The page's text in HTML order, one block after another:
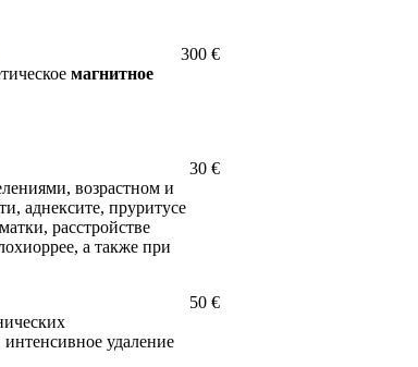
магнитное
300 €
возрастном и
аднексите, пруритусе
расстройстве
а также при
30 €
интенсивное удаление
50 €